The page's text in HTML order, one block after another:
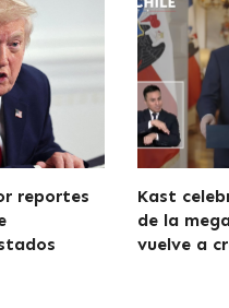
reportes
Kast
de la
vuelve a